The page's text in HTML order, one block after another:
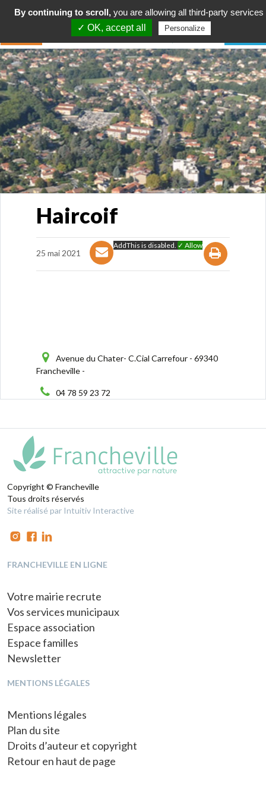
Haircoif
25 mai 2021
AddThis is disabled. ✓ Allow
Avenue du Chater- C.Cial Carrefour - 69340
Francheville -
04 78 59 23 72
Copyright © Francheville
Tous droits réservés
Site réalisé par Intuitiv Interactive
FRANCHEVILLE EN LIGNE
Votre mairie recrute
Vos services municipaux
Espace association
Espace familles
Newsletter
MENTIONS LÉGALES
Mentions légales
Plan du site
Droits d’auteur et copyright
Retour en haut de page
By continuing to scroll, you are allowing all third-party services
✓ OK, accept all
Personalize